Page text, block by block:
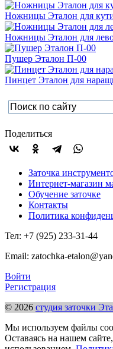
Ножницы Эталон для
Ножницы Эталон для
Пушер Эталон П-00
Пинцет Эталон для
Поделиться
Заточка
Интернет-магазин
Обучение заточке
Контакты
Политика
Тел: +7 (925) 233-31-44
Email: zatochka-
Войти
Регистрация
© 2026 студия заточки
Мы используем файлы
Оставаясь на нашем